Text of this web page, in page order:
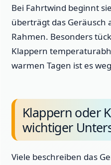
Bei Fahrtwind beginnt
überträgt das Geräusch
Rahmen. Besonders
Klappern
warmen Tagen ist es
Klappern oder
wichtiger
Viele beschreiben das